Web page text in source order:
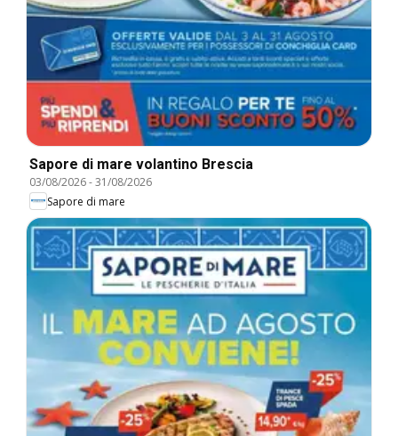
Sapore di mare volantino Brescia
03/08/2026-31/08/2026
Sapore di mare